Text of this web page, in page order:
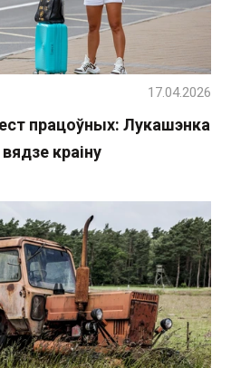
працоўных: Лукашэнка
краіну
17.04.2026